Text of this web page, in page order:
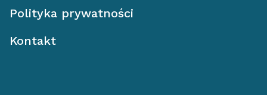
Polityka prywatności
Kontakt